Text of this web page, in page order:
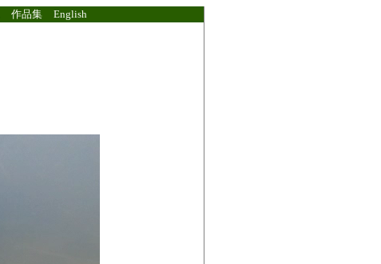
作品集 English